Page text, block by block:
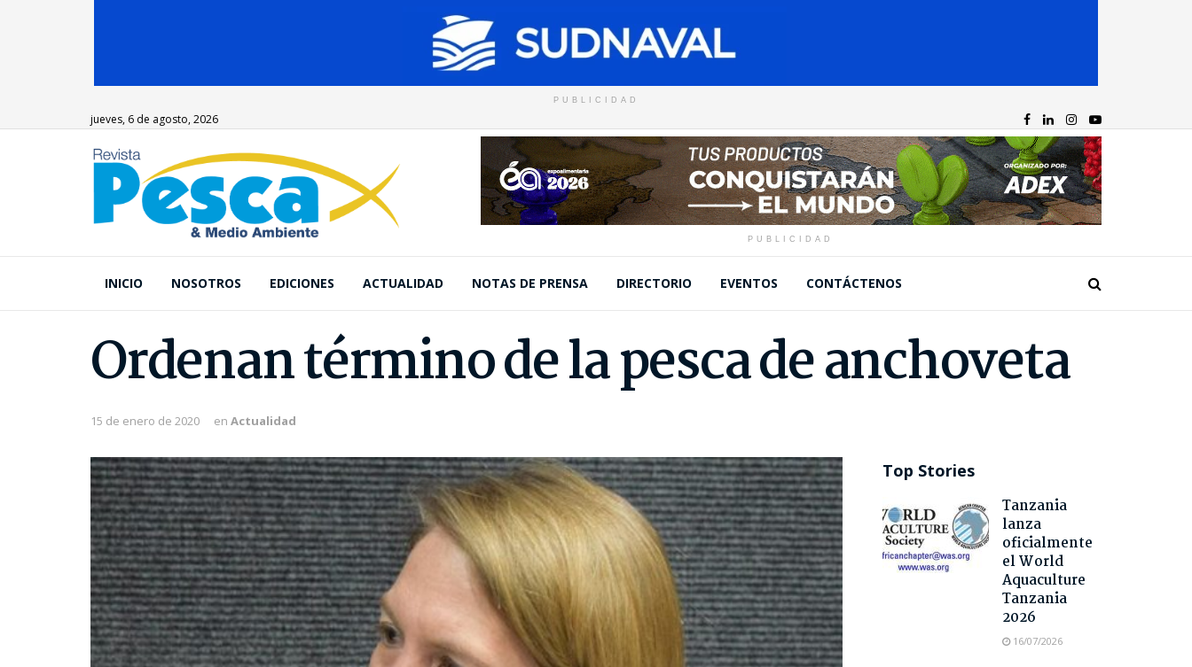
PUBLICIDAD
jueves, 6 de agosto, 2026
PUBLICIDAD
INICIO NOSOTROS EDICIONES ACTUALIDAD NOTAS DE PRENSA DIRECTORIO EVENTOS CONTÁCTENOS
Ordenan término de la pesca de anchoveta
15 de enero de 2020 en Actualidad
Top Stories
Tanzania
lanza
oficialmente
el World
Aquaculture
Tanzania
2026
16/07/2026